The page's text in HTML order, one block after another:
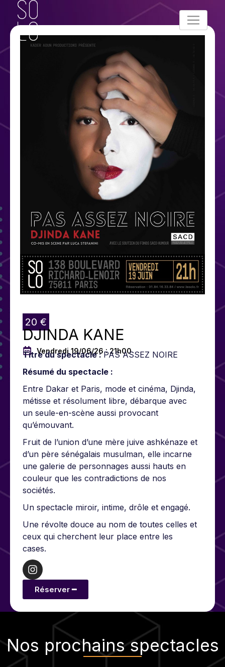
20 €
DJINDA KANE
Vendredi 19/06/26 : 21h00
Titre du spectacle :PAS ASSEZ NOIRE
Résumé du spectacle :
Entre Dakar et Paris, mode et cinéma, Djinda,
métisse et résolument libre, débarque avec
un seule-en-scène aussi provocant
qu’émouvant.
Fruit de l’union d’une mère juive ashkénaze et
d’un père sénégalais musulman, elle incarne
une galerie de personnages aussi hauts en
couleur que les contradictions de nos
sociétés.
Un spectacle miroir, intime, drôle et engagé.
Une révolte douce au nom de toutes celles et
ceux qui cherchent leur place entre les
cases.
Réserver ━
Nos prochains spectacles